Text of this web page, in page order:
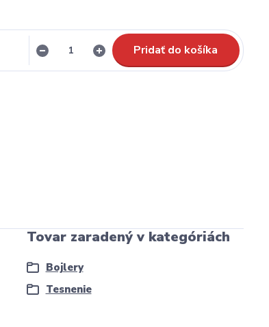
Pridať do košíka
Tovar zaradený v kategóriách
Bojlery
Tesnenie